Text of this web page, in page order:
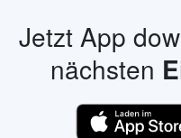
Jetzt App
nächsten